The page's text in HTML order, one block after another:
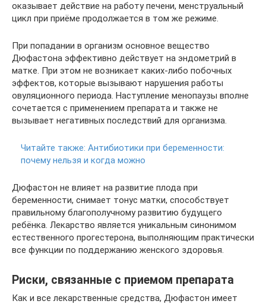
оказывает действие на работу печени, менструальный
цикл при приёме продолжается в том же режиме.
При попадании в организм основное вещество
Дюфастона эффективно действует на эндометрий в
матке. При этом не возникает каких-либо побочных
эффектов, которые вызывают нарушения работы
овуляционного периода. Наступление менопаузы вполне
сочетается с применением препарата и также не
вызывает негативных последствий для организма.
Читайте также: Антибиотики при беременности:
почему нельзя и когда можно
Дюфастон не влияет на развитие плода при
беременности, снимает тонус матки, способствует
правильному благополучному развитию будущего
ребёнка. Лекарство является уникальным синонимом
естественного прогестерона, выполняющим практически
все функции по поддержанию женского здоровья.
Риски, связанные с приемом препарата
Как и все лекарственные средства, Дюфастон имеет